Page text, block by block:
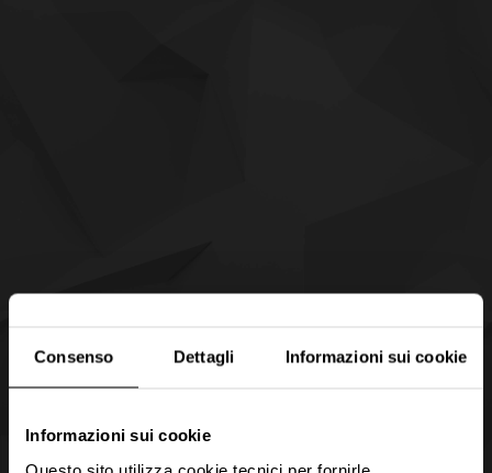
Consenso Dettagli Informazioni sui cookie
Informazioni sui cookie
Questo sito utilizza cookie tecnici per fornirle